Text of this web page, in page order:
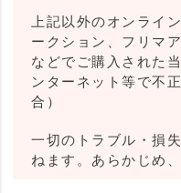
上記以外のオンライ
ークション、フリマ
などでご購入された
ンターネット等で不
合）
一切のトラブル・損
ねます。あらかじめ